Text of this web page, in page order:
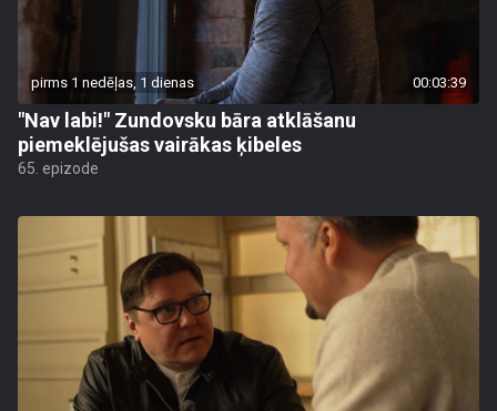
pirms 1 nedēļas, 1 dienas 00:03:39
"Nav labi!" Zundovsku bāra atklāšanu
piemeklējušas vairākas ķibeles
65. epizode